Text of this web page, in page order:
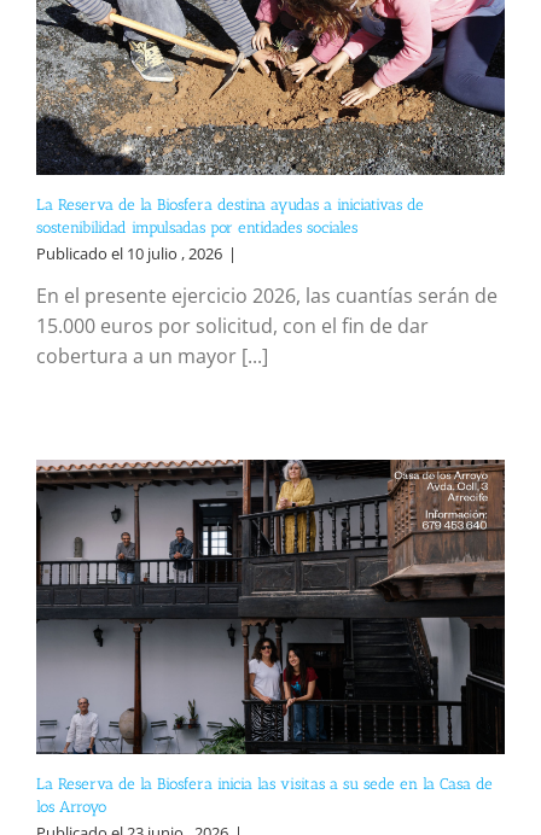
La Reserva de la Biosfera destina ayudas a iniciativas de
sostenibilidad impulsadas por entidades sociales
Publicado el 10 julio , 2026 |
En el presente ejercicio 2026, las cuantías serán de
15.000 euros por solicitud, con el fin de dar
cobertura a un mayor [...]
La Reserva de la Biosfera inicia las visitas a su sede en la Casa de
los Arroyo